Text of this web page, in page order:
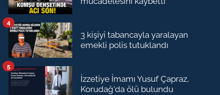
3 kişiyi tabancayla yaralayan
emekli polis tutuklandı
4
İzzetiye İmamı Yusuf Çapraz,
Korudağ'da ölü bulundu
5